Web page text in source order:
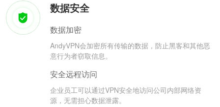
数据安全
数据加密
AndyVPN会加密所有传输的数据，防止黑客和其他恶
意行为者窃取信息。
安全远程访问
企业员工可以通过VPN安全地访问公司内部网络资
源，无需担心数据泄露。